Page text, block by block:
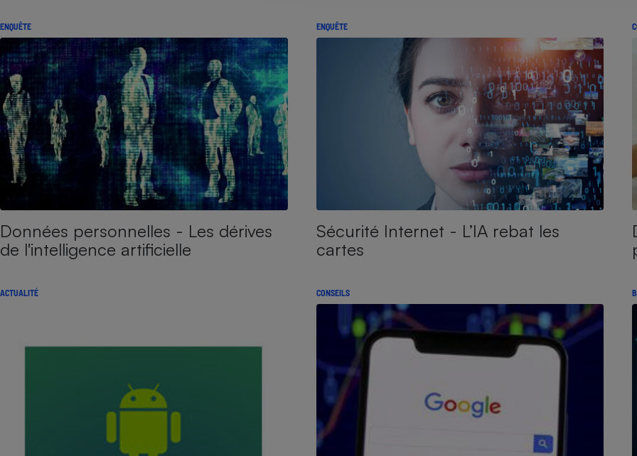
ENQUÊTE
Données personnelles - Les dérives
de l'intelligence artificielle
ENQUÊTE
Sécurité Internet - L’IA rebat les
cartes
ACTUALITÉ CONSEILS